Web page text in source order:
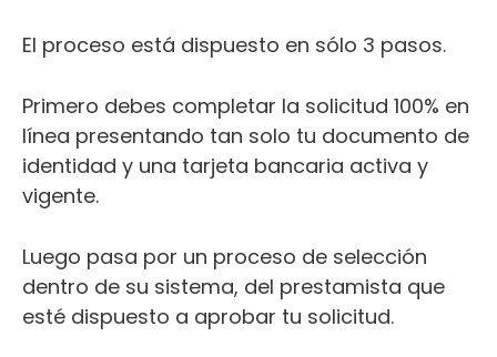
El proceso está dispuesto en sólo 3 pasos.
Primero debes completar la solicitud 100% en
línea presentando tan solo tu documento de
identidad y una tarjeta bancaria activa y
vigente.
Luego pasa por un proceso de selección
dentro de su sistema, del prestamista que
esté dispuesto a aprobar tu solicitud.